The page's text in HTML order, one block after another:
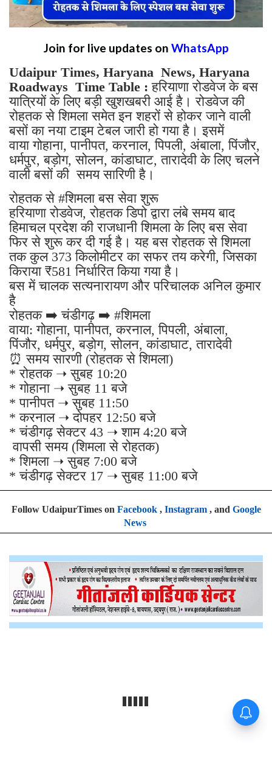
Join for live updates on WhatsApp
Udaipur Times, Haryana News, Haryana
Roadways Time Table : हरियाणा रोडवेज के बस
यात्रियों के लिए बड़ी खुशखबरी आई है। रोडवेज की
रोहतक से शिमला समेत इन शहरों से होकर जाने वाली
बसों का नया टाइम टेबल जारी हो गया है। इसमें
वाया गोहाना, पानीपत, करनाल, पिपली, अंबाला, पिंजौर,
धर्मपुर, बड़ोग, सोलन, कांडाघाट, तारादेवी के लिए चलने
वाली बसों की समय सारिणी है।
रोहतक से #शिमला बस सेवा शुरू
हरियाणा रोडवेज, रोहतक डिपो द्वारा लंबे समय बाद
हिमाचल प्रदेश की राजधानी शिमला के लिए बस सेवा
फिर से शुरू कर दी गई है। यह बस रोहतक से शिमला
तक कुल 373 किलोमीटर का सफर तय करेगी, जिसका
किराया ₹581 निर्धारित किया गया है।
बस में चालक सत्यनारायण और परिचालक अनिल कुमार
है
रोहतक ➡️ चंडीगढ़ ➡️ #शिमला
वाया: गोहाना, पानीपत, करनाल, पिपली, अंबाला,
पिंजौर, धर्मपुर, बड़ोग, सोलन, कांडाघाट, तारादेवी
⏰ समय सारणी (रोहतक से शिमला)
* रोहतक ➝ सुबह 10:20
* गोहाना ➝ सुबह 11 बजे
* पानीपत ➝ सुबह 11:50
* करनाल ➝ दोपहर 12:50 बजे
* चंडीगढ़ सेक्टर 43 ➝ शाम 4:20 बजे
वापसी समय (शिमला से रोहतक)
* शिमला ➝ सुबह 7:00 बजे
* चंडीगढ़ सेक्टर 17 ➝ सुबह 11:00 बजे
Follow UdaipurTimes on Facebook, Instagram, and Google
News